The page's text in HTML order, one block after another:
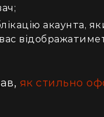
акаунта,
як стильно